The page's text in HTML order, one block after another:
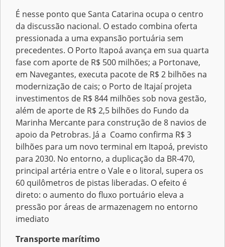
É nesse ponto que Santa Catarina ocupa o centro
da discussão nacional. O estado combina oferta
pressionada a uma expansão portuária sem
precedentes. O Porto Itapoá avança em sua quarta
fase com aporte de R$ 500 milhões; a Portonave,
em Navegantes, executa pacote de R$ 2 bilhões na
modernização de cais; o Porto de Itajaí projeta
investimentos de R$ 844 milhões sob nova gestão,
além de aporte de R$ 2,5 bilhões do Fundo da
Marinha Mercante para construção de 8 navios de
apoio da Petrobras. Já a Coamo confirma R$ 3
bilhões para um novo terminal em Itapoá, previsto
para 2030. No entorno, a duplicação da BR-470,
principal artéria entre o Vale e o litoral, supera os
60 quilômetros de pistas liberadas. O efeito é
direto: o aumento do fluxo portuário eleva a
pressão por áreas de armazenagem no entorno
imediato
Transporte marítimo